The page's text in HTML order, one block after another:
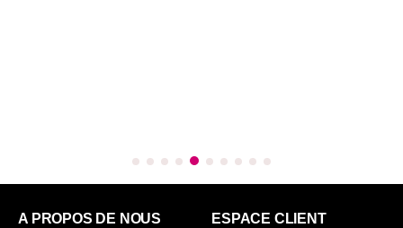
A PROPOS DE NOUS ESPACE CLIENT